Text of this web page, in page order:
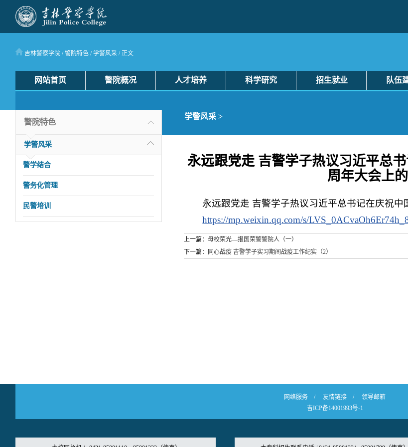
吉林警察学院/警院特色/学警风采/ 正文
网站首页 警院概况 人才培养 科学研究 招生就业 队伍
警院特色
学警风采
警学结合
警务化管理
民警培训
学警风采>
永远跟党走 吉警学子热议习近平总
周年大会上
永远跟党走 吉警学子热议习近平总书记在庆祝
https://mp.weixin.qq.com/s/
上一篇： 母校荣光—报国荣警警院人（一）
下一篇：
同心战疫 吉警学子实习期间战疫工作纪实（2）
网络服务 / 友情链接 / 领导邮箱
吉ICP备14001993号-1